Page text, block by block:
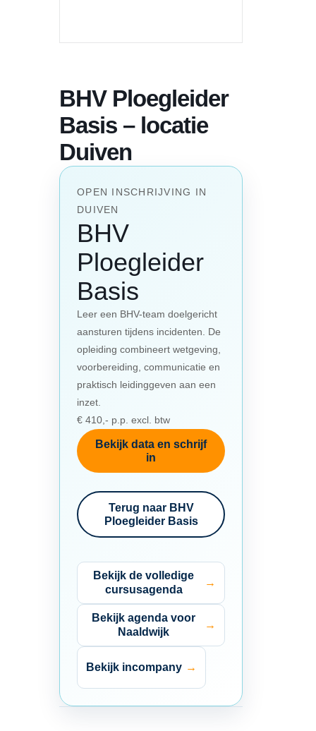
BHV Ploegleider
Basis – locatie
Duiven
OPEN INSCHRIJVING IN
DUIVEN
BHV
Ploegleider
Basis
Leer een BHV-team doelgericht
aansturen tijdens incidenten. De
opleiding combineert wetgeving,
voorbereiding, communicatie en
praktisch leidinggeven aan een
inzet.
€ 410,- p.p. excl. btw
Bekijk data en schrijf
in
Terug naar BHV
Ploegleider Basis
Bekijk de volledige
cursusagenda
Bekijk agenda voor
Naaldwijk
Bekijk incompany